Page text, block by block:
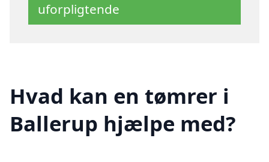
uforpligtende
Hvad kan en tømrer i
Ballerup hjælpe med?